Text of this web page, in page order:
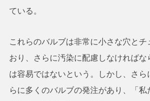
ている。
これらのバルブは非常に小さな穴とチ
おり、さらに汚染に配慮しなければな
は容易ではないという。しかし、さら
らに多くのバルブの発注があり、「私